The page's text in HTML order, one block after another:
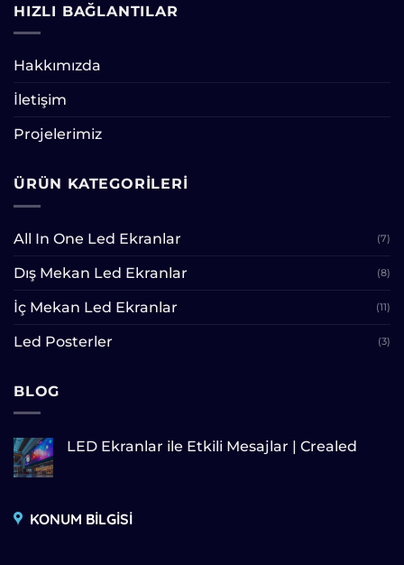
HIZLI BAĞLANTILAR
Hakkımızda
İletişim
Projelerimiz
ÜRÜN KATEGORILERI
All In One Led Ekranlar (7)
Dış Mekan Led Ekranlar (8)
İç Mekan Led Ekranlar (11)
Led Posterler (3)
BLOG
LED Ekranlar ile Etkili Mesajlar | Crealed
KONUM BİLGİSİ